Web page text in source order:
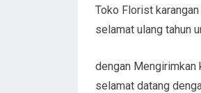
Toko Florist
selamat ulang tahun
dengan Mengirimkan
selamat datang